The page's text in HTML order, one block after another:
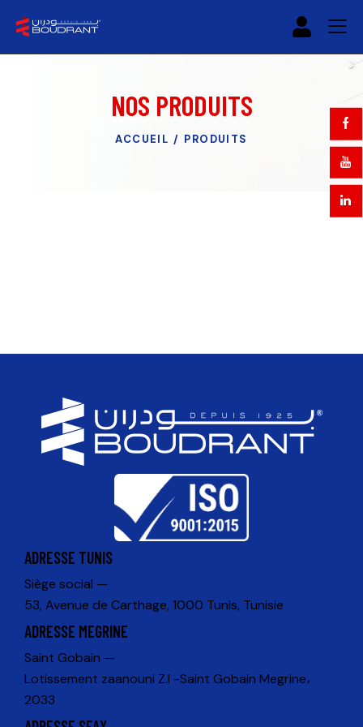
NOS PRODUITS
ACCUEIL PRODUITS
ADRESSE TUNIS
Siège social —
53, Avenue de Carthage, 1000 Tunis, Tunisie
ADRESSE MEGRINE
Saint Gobain —
Lotissement zaanouni Z.I -Saint Gobain Megrine،
2033